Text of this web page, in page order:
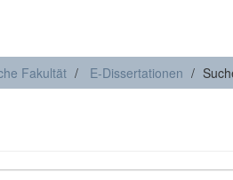
Fakultät E-Dissertationen